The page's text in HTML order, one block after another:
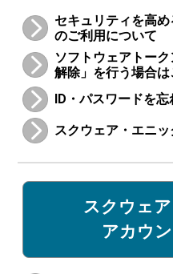
セキュリティを高め
のご利用について
ソフトウェアトー
解除」を行う場合は
ID・パスワードを
スクウェア・エニ
スクウェ
アカウ